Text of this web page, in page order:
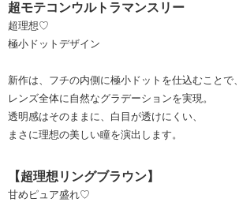
超モテコンウルトラマンスリー
超理想♡
極小ドットデザイン
新作は、フチの内側に極小ドットを仕込むことで、
レンズ全体に自然なグラデーションを実現。
透明感はそのままに、白目が透けにくい、
まさに理想の美しい瞳を演出します。
【超理想リングブラウン】
甘めピュア盛れ♡